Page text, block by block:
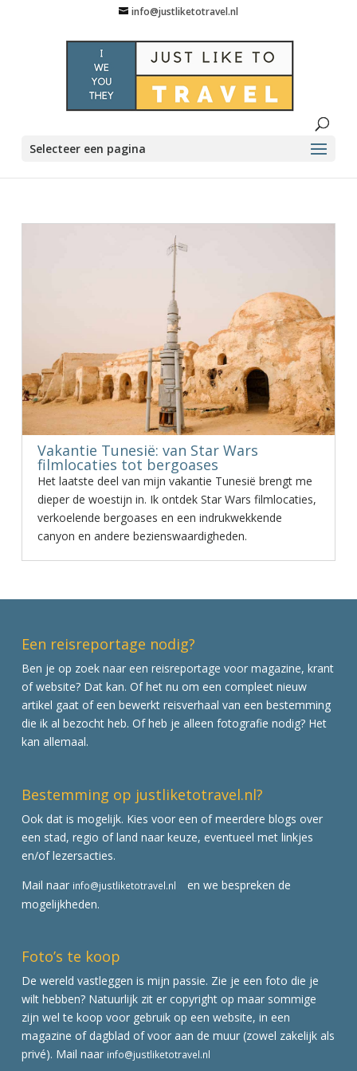
info@justliketotravel.nl
Selecteer een pagina
Vakantie Tunesië: van Star Wars
filmlocaties tot bergoases
Het laatste deel van mijn vakantie Tunesië brengt me
dieper de woestijn in. Ik ontdek Star Wars filmlocaties,
verkoelende bergoases en een indrukwekkende
canyon en andere bezienswaardigheden.
Een reisreportage nodig?
Ben je op zoek naar een reisreportage voor magazine, krant
of website? Dat kan. Of het nu om een compleet nieuw
artikel gaat of een bewerkt reisverhaal van een bestemming
die ik al bezocht heb. Of heb je alleen fotografie nodig? Het
kan allemaal.
Bestemming op justliketotravel.nl?
Ook dat is mogelijk. Kies voor een of meerdere blogs over
een stad, regio of land naar keuze, eventueel met linkjes
en/of lezersacties.
Mail naar info@justliketotravel.nl
en we bespreken de
mogelijkheden.
Foto’s te koop
De wereld vastleggen is mijn passie. Zie je een foto die je
wilt hebben? Natuurlijk zit er copyright op maar sommige
zijn wel te koop voor gebruik op een website, in een
magazine of dagblad of voor aan de muur (zowel zakelijk als
privé). Mail naar info@justliketotravel.nl